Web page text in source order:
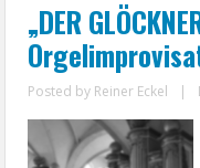
„DER
Posted by Reiner Eckel |